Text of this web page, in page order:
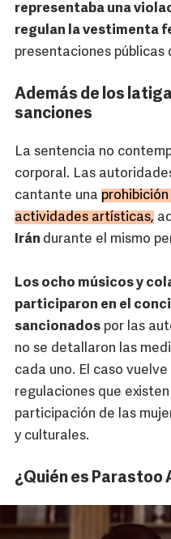
representaba una
regulan la vestimenta
presentaciones públicas
Además de los
sanciones
La sentencia no
corporal. Las
cantante una
actividades artísticas,
Irán durante el mismo
Los ocho músicos y
participaron en el
sancionados por las
no se detallaron las
cada uno. El caso
regulaciones que
participación de las
y culturales.
¿Quién es Parastoo